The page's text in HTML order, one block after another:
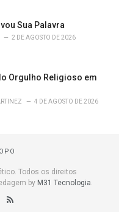
Sua Palavra
2 DE AGOSTO DE 2026
Orgulho Religioso em
4 DE AGOSTO DE 2026
Todos os direitos
by M31 Tecnologia.